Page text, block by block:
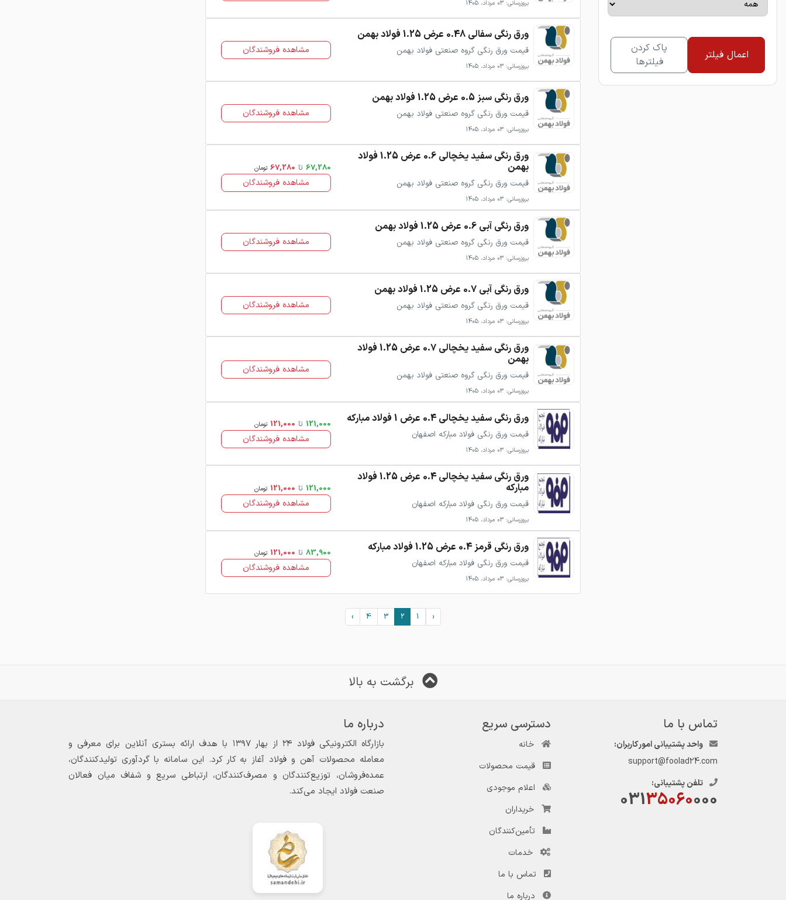
اعمال فیلتر
پاک کردن
فیلترها
بروزرسانی: 03 مرداد، 1405
ورق رنگی سفالی 0.48 عرض 1.25 فولاد بهمن
قیمت ورق رنگی گروه صنعتی فولاد بهمن
بروزرسانی: 03 مرداد، 1405
مشاهده فروشندگان
ورق رنگی سبز 0.5 عرض 1.25 فولاد بهمن
قیمت ورق رنگی گروه صنعتی فولاد بهمن
بروزرسانی: 03 مرداد، 1405
مشاهده فروشندگان
ورق رنگی سفید یخچالی 0.6 عرض 1.25 فولاد
بهمن
قیمت ورق رنگی گروه صنعتی فولاد بهمن
بروزرسانی: 03 مرداد، 1405
67,280 تا 67,280 تومان
مشاهده فروشندگان
ورق رنگی آبی 0.6 عرض 1.25 فولاد بهمن
قیمت ورق رنگی گروه صنعتی فولاد بهمن
بروزرسانی: 03 مرداد، 1405
مشاهده فروشندگان
ورق رنگی آبی 0.7 عرض 1.25 فولاد بهمن
قیمت ورق رنگی گروه صنعتی فولاد بهمن
بروزرسانی: 03 مرداد، 1405
مشاهده فروشندگان
ورق رنگی سفید یخچالی 0.7 عرض 1.25 فولاد
بهمن
قیمت ورق رنگی گروه صنعتی فولاد بهمن
بروزرسانی: 03 مرداد، 1405
مشاهده فروشندگان
ورق رنگی سفید یخچالی 0.4 عرض 1 فولاد مبارکه
قیمت ورق رنگی فولاد مبارکه اصفهان
بروزرسانی: 03 مرداد، 1405
121,000 تا 121,000 تومان
مشاهده فروشندگان
ورق رنگی سفید یخچالی 0.4 عرض 1.25 فولاد
مبارکه
قیمت ورق رنگی فولاد مبارکه اصفهان
بروزرسانی: 03 مرداد، 1405
121,000 تا 121,000 تومان
مشاهده فروشندگان
ورق رنگی قرمز 0.4 عرض 1.25 فولاد مبارکه
قیمت ورق رنگی فولاد مبارکه اصفهان
بروزرسانی: 03 مرداد، 1405
83,900 تا 121,000 تومان
مشاهده فروشندگان
‹
1
2
3
4
›
برگشت به بالا
تماس با ما
واحد پشتیبانی امور کاربران:
support@foolad24.com
تلفن پشتیبانی:
03135060000
دسترسی سریع
خانه
قیمت محصولات
اعلام موجودی
خریداران
تأمین‌کنندگان
خدمات
تماس با ما
درباره ما
درباره ما
بازارگاه الکترونیکی فولاد ۲۴ از بهار ۱۳۹۷ با هدف ارائه بستری آنلاین برای معرفی و
معامله محصولات آهن و فولاد آغاز به کار کرد. این سامانه با گردآوری تولیدکنندگان،
عمده‌فروشان، توزیع‌کنندگان و مصرف‌کنندگان، ارتباطی سریع و شفاف میان فعالان
صنعت فولاد ایجاد می‌کند.